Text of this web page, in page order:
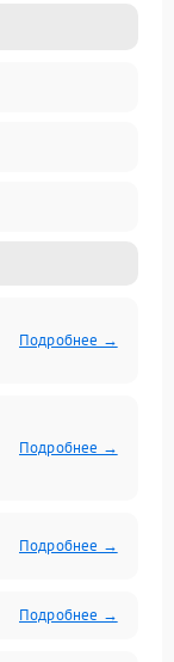
Подробнее →
Подробнее →
Подробнее →
Подробнее →